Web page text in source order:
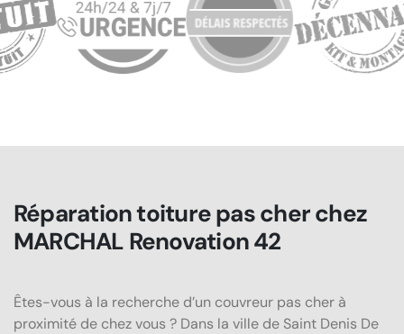
Réparation toiture pas cher chez
MARCHAL Renovation 42
Êtes-vous à la recherche d’un couvreur pas cher à
proximité de chez vous ? Dans la ville de Saint Denis De